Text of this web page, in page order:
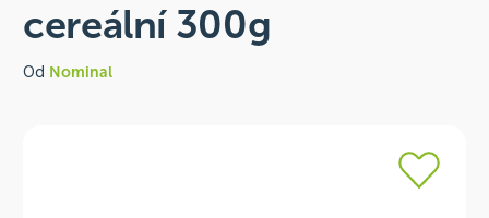
cereální 300g
Od Nominal